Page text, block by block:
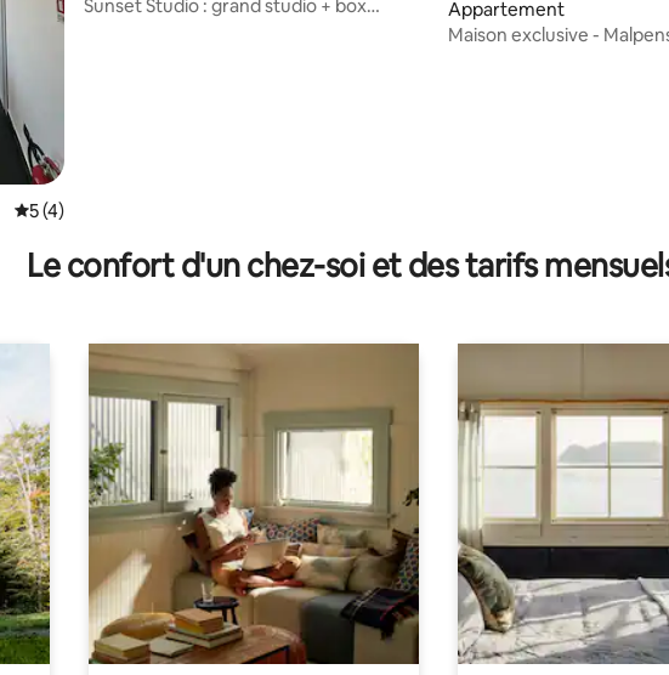
Évaluation moyenne sur la base de 4 commentaires : 5 sur 5
5 (4)
Sunset Studio : grand studio + box
Appartement
Maison exclusive -
Le confort d'un chez-soi et des tarifs